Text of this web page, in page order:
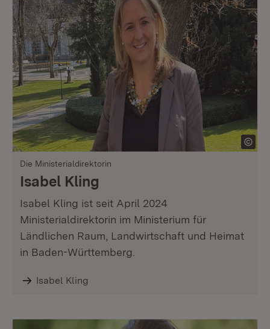
Die Ministerialdirektorin
Isabel Kling
Isabel Kling ist seit April 2024
Ministerialdirektorin im Ministerium für
Ländlichen Raum, Landwirtschaft und Heimat
in Baden-Württemberg.
Isabel Kling